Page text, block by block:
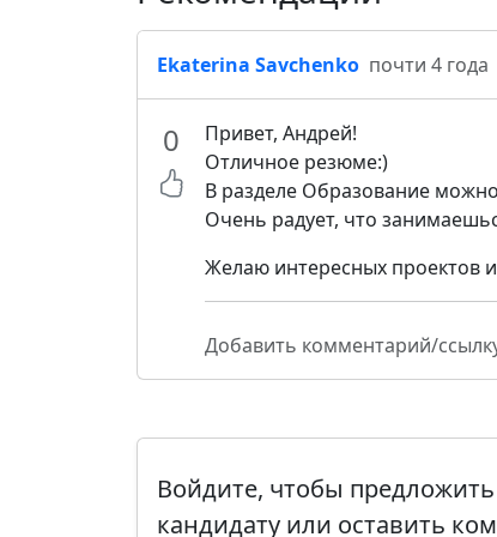
Ekaterina Savchenko почти 4 года
0
Привет, Андрей!
Отличное резюме:)
В разделе Образование
Очень радует, что
Желаю интересных проектов и
Добавить комментарий/
Войдите, чтобы
кандидату или оставить